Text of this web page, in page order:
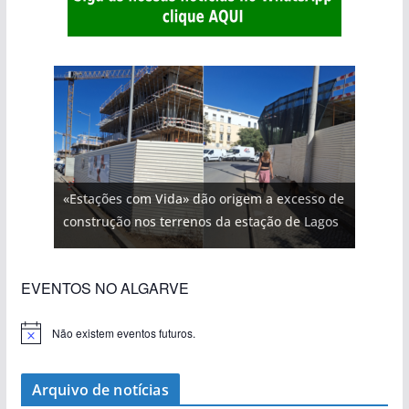
«Estações com Vida» dão origem a excesso de
construção nos terrenos da estação de Lagos
EVENTOS NO ALGARVE
Não existem eventos futuros.
Arquivo de notícias